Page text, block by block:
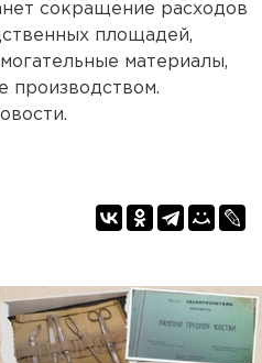
сокращение расходов
площадей,
материалы,
производством.